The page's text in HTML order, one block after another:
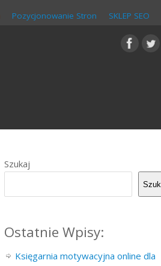
Pozycjonowanie Stron SKLEP SEO
Szukaj
Ostatnie Wpisy:
Księgarnia motywacyjna online dla